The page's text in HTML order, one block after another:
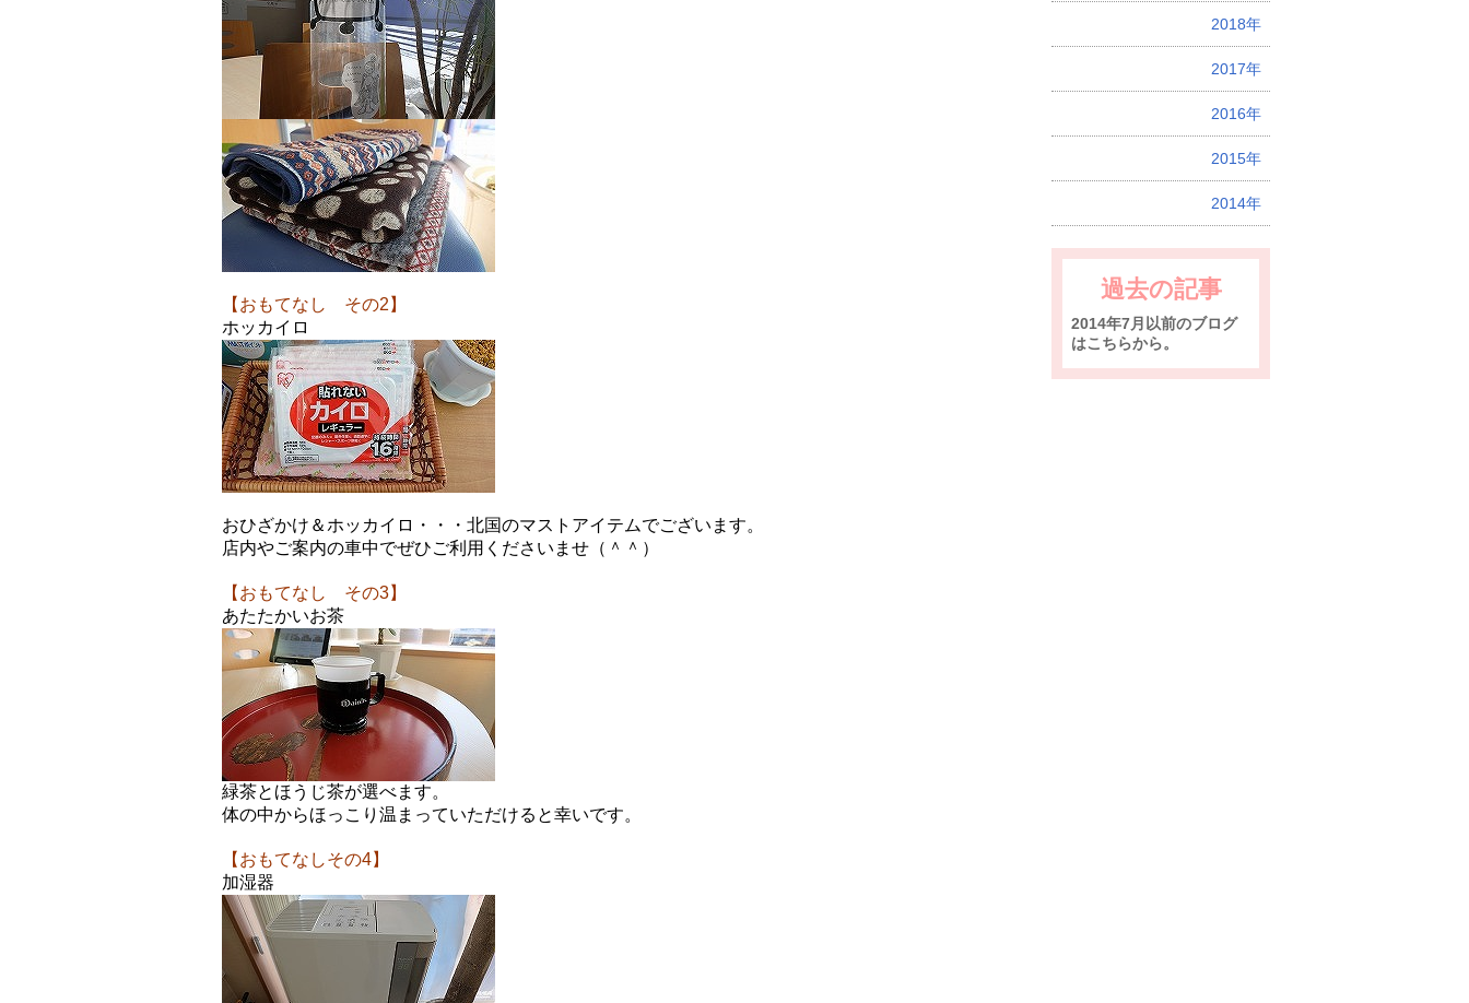
【おもてなし その2】
ホッカイロ
おひざかけ＆ホッカイロ・・・北国のマストアイテムでございます。
店内やご案内の車中でぜひご利用くださいませ（＾＾）
【おもてなし その3】
あたたかいお茶
緑茶とほうじ茶が選べます。
体の中からほっこり温まっていただけると幸いです。
【おもてなしその4】
加湿器
2018年
2017年
2016年
2015年
2014年
過去の記事
2014年7月以前のブログ
はこちらから。